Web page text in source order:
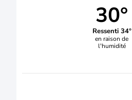
30°
Ressenti 34°
en raison de
l'humidité